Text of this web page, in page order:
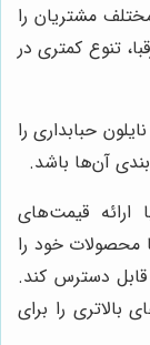
مشتریان را
تنوع کمتری در
حبابداری را
آن‌ها باشد.
ارائه قیمت‌های
محصولات خود را
دسترس کند.
بالاتری را برای